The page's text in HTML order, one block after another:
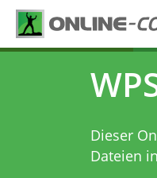
Dieser
Dateien